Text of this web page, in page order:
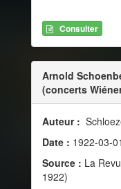
Consulter
Arnold
(concerts
Auteur :
Date : 1922-03-01
Source : La
1922)